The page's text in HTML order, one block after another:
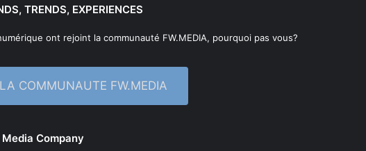
TRENDS, EXPERIENCES
ont rejoint la communauté FW.MEDIA, pourquoi pas vous?
COMMUNAUTE FW.MEDIA
Company